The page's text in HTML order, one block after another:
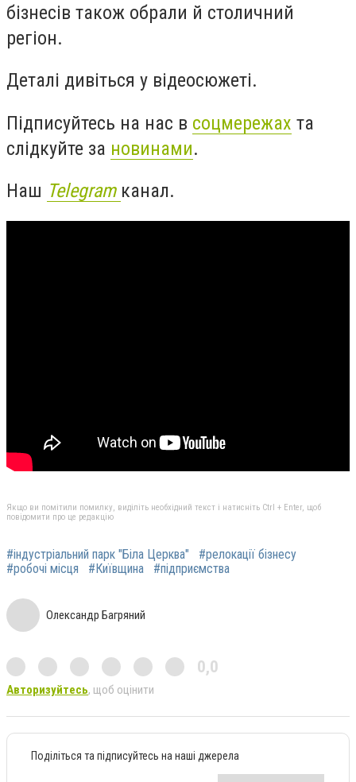
бізнесів також обрали й столичний
регіон.
Деталі дивіться у відеосюжеті.
Підписуйтесь на нас в соцмережах та
слідкуйте за новинами.
Наш Telegram канал.
Якщо ви помітили помилку, виділіть необхідний текст і натисніть Ctrl + Enter, щоб
повідомити про це редакцію
#індустріальний парк "Біла Церква"
#релокації бізнесу
#робочі місця
#Київщина #підприємства
Олександр Багряний
0,0
Авторизуйтесь, щоб оцінити
Поділіться та підписуйтесь на наші джерела